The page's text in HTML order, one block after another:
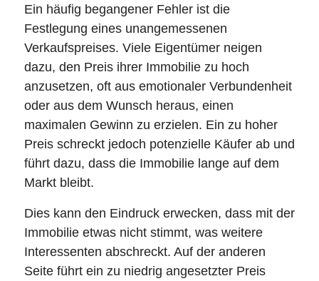
Ein häufig begangener Fehler ist die
Festlegung eines unangemessenen
Verkaufspreises. Viele Eigentümer neigen
dazu, den Preis ihrer Immobilie zu hoch
anzusetzen, oft aus emotionaler Verbundenheit
oder aus dem Wunsch heraus, einen
maximalen Gewinn zu erzielen. Ein zu hoher
Preis schreckt jedoch potenzielle Käufer ab und
führt dazu, dass die Immobilie lange auf dem
Markt bleibt.
Dies kann den Eindruck erwecken, dass mit der
Immobilie etwas nicht stimmt, was weitere
Interessenten abschreckt. Auf der anderen
Seite führt ein zu niedrig angesetzter Preis